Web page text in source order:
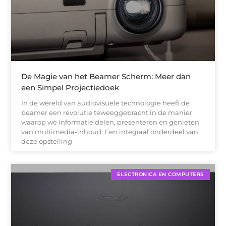
De Magie van het Beamer Scherm: Meer dan
een Simpel Projectiedoek
In de wereld van audiovisuele technologie heeft de
beamer een revolutie teweeggebracht in de manier
waarop we informatie delen, presenteren en genieten
van multimedia-inhoud. Een integraal onderdeel van
deze opstelling
ELECTRONICA EN COMPUTERS